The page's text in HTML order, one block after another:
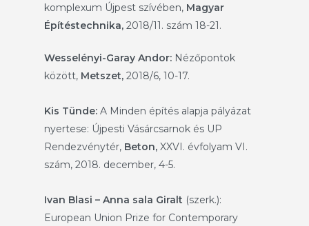
komplexum Újpest szívében, Magyar
Építéstechnika, 2018/11. szám 18-21.
Wesselényi-Garay Andor: Nézőpontok
között, Metszet, 2018/6, 10-17.
Kis Tünde: A Minden építés alapja pályázat
nyertese: Újpesti Vásárcsarnok és UP
Rendezvénytér, Beton, XXVI. évfolyam VI.
szám, 2018. december, 4-5.
Ivan Blasi – Anna sala Giralt (szerk.):
European Union Prize for Contemporary